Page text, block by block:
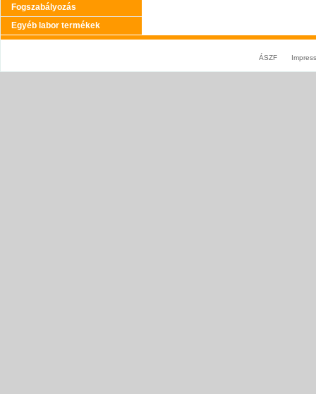
Fogszabályozás
Egyéb labor termékek
ÁSZF